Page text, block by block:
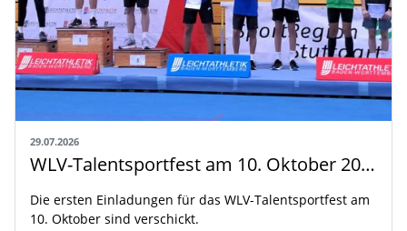
29.07.2026
WLV-Talentsportfest am 10. Oktober 2026
Die ersten Einladungen für das WLV-Talentsportfest am
10. Oktober sind verschickt.